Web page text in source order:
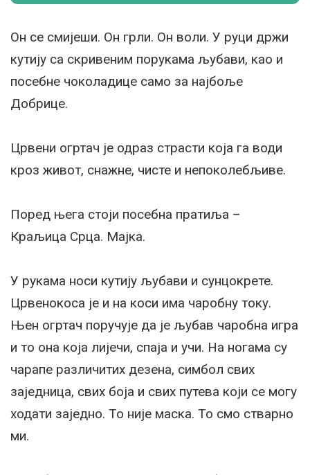
Он се смијеши. Он грли. Он воли. У руци држи
кутију са скривеним порукама љубави, као и
посебне чоколадице само за најбоље
Добрице.
Црвени огртач је одраз страсти која га води
кроз живот, снажне, чисте и непоколебљиве.
Поред њега стоји посебна пратиља –
Краљица Срца. Мајка.
У рукама носи кутију љубави и сунцокрете.
Црвенокоса је и на коси има чаробну току.
Њен огртач поручује да је љубав чаробна игра
и то она која лијечи, спаја и учи. На ногама су
чарапе различитих дезена, симбол свих
заједница, свих боја и свих путева који се могу
ходати заједно. То није маска. То смо стварно
ми.